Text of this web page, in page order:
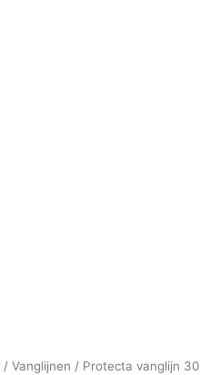
/ Vanglijnen / Protecta vanglijn 30